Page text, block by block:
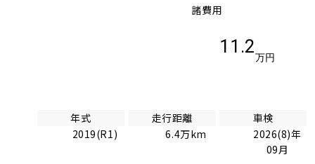
諸費用
11.2
万円
年式
2019(R1)
走行距離
6.4万km
車検
2026(8)年
09月